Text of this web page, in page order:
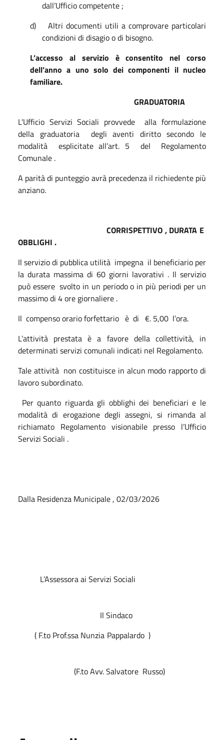
dall’Ufficio competente ;
d)
Altri documenti utili a comprovare particolari
condizioni di disagio o di bisogno.
L’accesso al servizio è consentito nel corso
dell’anno a uno solo dei componenti il nucleo
familiare.
GRADUATORIA
L’Ufficio Servizi Sociali provvede
alla formulazione
della graduatoria
degli aventi diritto secondo le
modalità
esplicitate all’art. 5 del
Regolamento
Comunale .
A parità di punteggio avrà precedenza il richiedente più
anziano.
CORRISPETTIVO , DURATA E
OBBLIGHI .
Il servizio di pubblica utilità impegna il beneficiario per
la durata massima di 60 giorni lavorativi . Il servizio
può essere svolto in un periodo o in più periodi per un
massimo di 4 ore giornaliere .
Il compenso orario forfettario è di €. 5,00 l’ora.
L’attività prestata è a favore della collettività, in
determinati servizi comunali indicati nel Regolamento.
Tale attività non costituisce in alcun modo rapporto di
lavoro subordinato.
Per quanto riguarda gli obblighi dei beneficiari e le
modalità di erogazione degli assegni, si rimanda al
richiamato Regolamento visionabile presso l’Ufficio
Servizi Sociali .
Dalla Residenza Municipale , 02/03/2026
L’Assessora ai Servizi Sociali
Il Sindaco
( F.to Prof.ssa Nunzia Pappalardo )
(F.to Avv. Salvatore Russo)